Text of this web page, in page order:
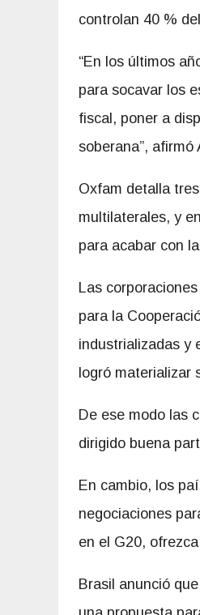
controlan 40 %
“En los últimos
para socavar los
fiscal, poner a
soberana”,
Oxfam detalla
multilaterales, y
para acabar con
Las
para la
industrializadas y
logró materializar
De ese modo las
dirigido buena
En cambio, los
negociaciones
en el G20,
Brasil anunció